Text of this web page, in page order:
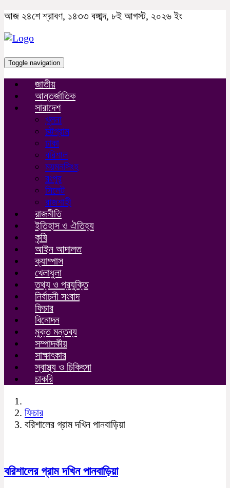
আজ ২৪শে শ্রাবণ, ১৪৩৩ বঙ্গাব্দ, ৮ই আগস্ট, ২০২৬ ইং
Toggle navigation
জাতীয়
আন্তর্জাতিক
সারাদেশ
খুলনা
চট্টগ্রাম
ঢাকা
বরিশাল
ময়মনসিংহ
রংপুর
সিলেট
রাজশাহী
রাজনীতি
ইতিহাস ও ঐতিহ্য
কৃষি
আইন আদালত
ক্যাম্পাস
খেলাধুলা
তথ্য ও প্রযুক্তি
নির্বাচনী সংবাদ
ফিচার
বিনোদন
মুক্ত মন্তব্য
সম্পাদকীয়
সাক্ষাৎকার
স্বাস্থ্য ও চিকিৎসা
চাকরি
ফিচার
বরিশালের গ্রাম দখিন পানবাড়িয়া
বরিশালের গ্রাম দখিন পানবাড়িয়া